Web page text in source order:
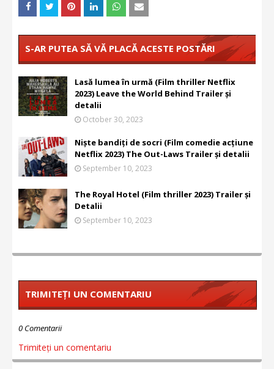
S-AR PUTEA SĂ VĂ PLACĂ ACESTE POSTĂRI
Lasă lumea în urmă (Film thriller Netflix
2023) Leave the World Behind Trailer și
detalii
October 30, 2023
Niște bandiți de socri (Film comedie acțiune
Netflix 2023) The Out-Laws Trailer și detalii
September 10, 2023
The Royal Hotel (Film thriller 2023) Trailer și
Detalii
September 10, 2023
TRIMITEȚI UN COMENTARIU
0 Comentarii
Trimiteți un comentariu